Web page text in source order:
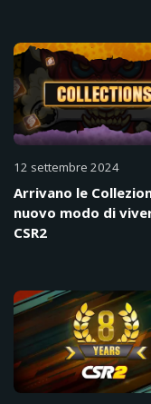
12 settembre 2024
Arrivano le
nuovo modo di
CSR2